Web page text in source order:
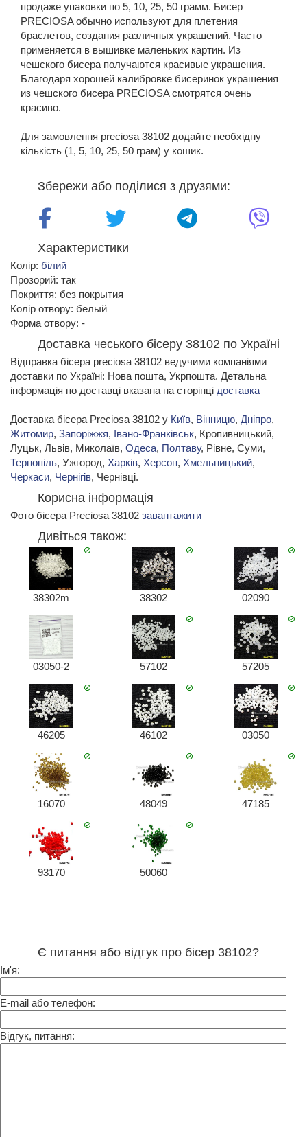
продаже упаковки по 5, 10, 25, 50 грамм. Бисер
PRECIOSA обычно используют для плетения
браслетов, создания различных украшений. Часто
применяется в вышивке маленьких картин. Из
чешского бисера получаются красивые украшения.
Благодаря хорошей калибровке бисеринок украшения
из чешского бисера PRECIOSA смотрятся очень
красиво.
Для замовлення preciosa 38102 додайте необхідну
кількість (1, 5, 10, 25, 50 грам) у кошик.
Збережи або поділися з друзями:
Характеристики
Колір: білий
Прозорий: так
Покриття: без покрытия
Колір отвору: белый
Форма отвору: -
Доставка чеського бісеру 38102 по Україні
Відправка бісера preciosa 38102 ведучими компаніями
доставки по Україні: Нова пошта, Укрпошта. Детальна
інформація по доставці вказана на сторінці доставка
Доставка бісера Preciosa 38102 у Київ, Вінницю, Дніпро,
Житомир, Запоріжжя, Івано-Франківськ, Кропивницький,
Луцьк, Львів, Миколаїв, Одеса, Полтаву, Рівне, Суми,
Тернопіль, Ужгород, Харків, Херсон, Хмельницький,
Черкаси, Чернігів, Чернівці.
Корисна інформація
Фото бісера Preciosa 38102 завантажити
Дивіться також:
38302m 38302 02090
03050-2 57102 57205
46205 46102 03050
16070 48049 47185
93170 50060
Є питання або відгук про бісер 38102?
Ім'я:
E-mail або телефон:
Відгук, питання: